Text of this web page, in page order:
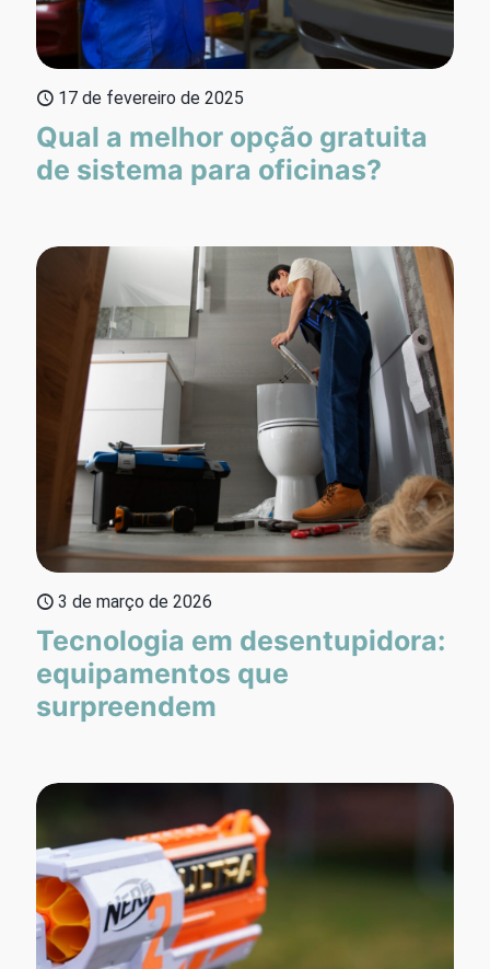
17 de fevereiro de 2025
Qual a melhor opção gratuita
de sistema para oficinas?
3 de março de 2026
Tecnologia em desentupidora:
equipamentos que
surpreendem